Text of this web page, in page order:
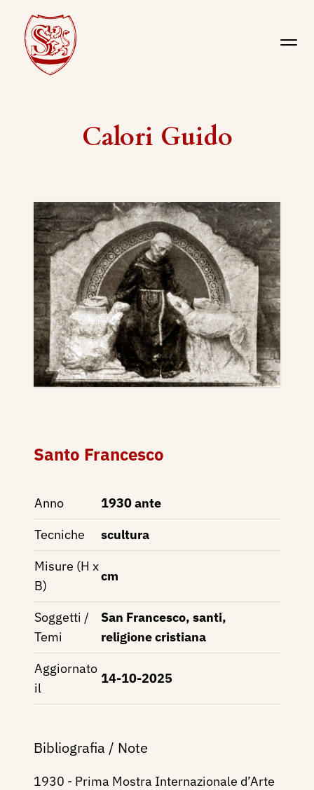
Calori Guido
Santo Francesco
Anno
1930 ante
Tecniche
scultura
Misure (H x
B)
cm
Soggetti /
Temi
San Francesco, santi,
religione cristiana
Aggiornato
il
14-10-2025
Bibliografia / Note
1930 - Prima Mostra Internazionale d’Arte